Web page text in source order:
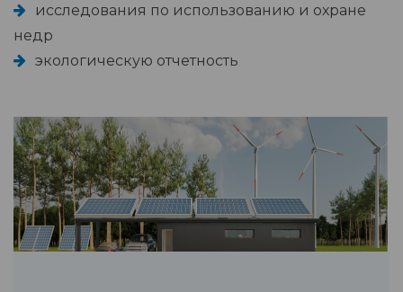
исследования по использованию и охране
недр
экологическую отчетность